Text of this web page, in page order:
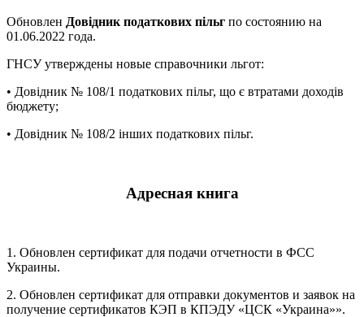
Обновлен Довідник податкових пільг по состоянию на
01.06.2022 года.
ГНСУ утверждены новые справочники льгот:
• Довідник № 108/1 податкових пільг, що є втратами доходів
бюджету;
• Довідник № 108/2 інших податкових пільг.
Адресная книга
1. Обновлен сертификат для подачи отчетности в ФСС
Украины.
2. Обновлен сертификат для отправки документов и заявок на
получение сертификатов КЭП в КПЭДУ «ЦСК «Украина»».